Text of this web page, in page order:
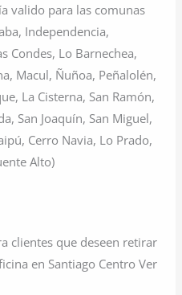
valido para las comunas
Independencia,
Condes, Lo Barnechea,
Macul, Ñuñoa, Peñalolén,
La Cisterna, San Ramón,
San Joaquín, San Miguel,
Cerro Navia, Lo Prado,
Alto)
clientes que deseen retirar
en Santiago Centro Ver